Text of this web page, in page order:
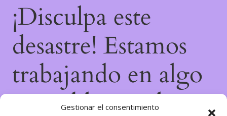
Gestionar el consentimiento
¡Disculpa este
desastre! Estamos
trabajando en algo
increíble, ¡vuelve